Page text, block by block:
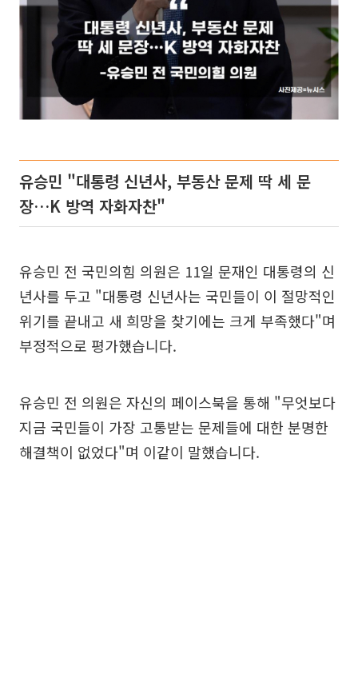
유승민 "대통령 신년사, 부동산 문제 딱 세 문
장…K 방역 자화자찬"
유승민 전 국민의힘 의원은 11일 문재인 대통령의 신
년사를 두고 "대통령 신년사는 국민들이 이 절망적인
위기를 끝내고 새 희망을 찾기에는 크게 부족했다"며
부정적으로 평가했습니다.
유승민 전 의원은 자신의 페이스북을 통해 "무엇보다
지금 국민들이 가장 고통받는 문제들에 대한 분명한
해결책이 없었다"며 이같이 말했습니다.